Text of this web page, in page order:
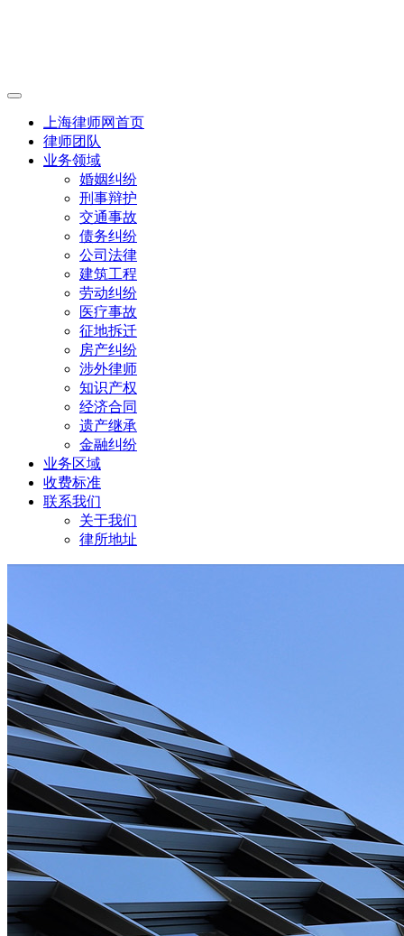
上海律师网首页
律师团队
业务领域
婚姻纠纷
刑事辩护
交通事故
债务纠纷
公司法律
建筑工程
劳动纠纷
医疗事故
征地拆迁
房产纠纷
涉外律师
知识产权
经济合同
遗产继承
金融纠纷
业务区域
收费标准
联系我们
关于我们
律所地址